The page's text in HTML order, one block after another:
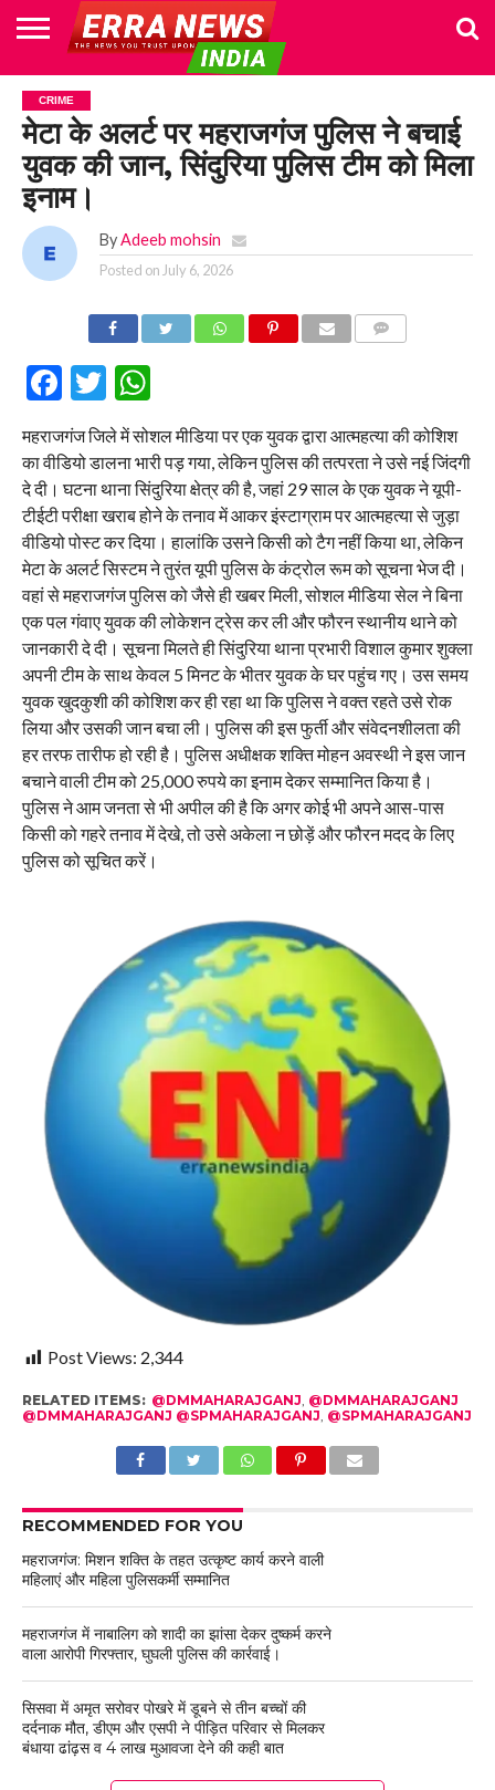
HOME
POLITICS
NEWS
BUSINESS
CULTURE
NATIONAL
SPORTS
LIFESTYLE
TRAVEL
OPINION
BREAKING
NEWS
ENTERTAINMENT
WORLD
CRIME
JOIN
US
CRIME
मेटा के अलर्ट पर महराजगंज पुलिस ने बचाई
युवक की जान, सिंदुरिया पुलिस टीम को मिला
इनाम।
By Adeeb mohsin
Posted on July 6, 2026
Facebook
Twitter
WhatsApp
महराजगंज जिले में सोशल मीडिया पर एक युवक द्वारा आत्महत्या की कोशिश
का वीडियो डालना भारी पड़ गया, लेकिन पुलिस की तत्परता ने उसे नई जिंदगी
दे दी। घटना थाना सिंदुरिया क्षेत्र की है, जहां 29 साल के एक युवक ने यूपी-
टीईटी परीक्षा खराब होने के तनाव में आकर इंस्टाग्राम पर आत्महत्या से जुड़ा
वीडियो पोस्ट कर दिया। हालांकि उसने किसी को टैग नहीं किया था, लेकिन
मेटा के अलर्ट सिस्टम ने तुरंत यूपी पुलिस के कंट्रोल रूम को सूचना भेज दी।
वहां से महराजगंज पुलिस को जैसे ही खबर मिली, सोशल मीडिया सेल ने बिना
एक पल गंवाए युवक की लोकेशन ट्रेस कर ली और फौरन स्थानीय थाने को
जानकारी दे दी। सूचना मिलते ही सिंदुरिया थाना प्रभारी विशाल कुमार शुक्ला
अपनी टीम के साथ केवल 5 मिनट के भीतर युवक के घर पहुंच गए। उस समय
युवक खुदकुशी की कोशिश कर ही रहा था कि पुलिस ने वक्त रहते उसे रोक
लिया और उसकी जान बचा ली। पुलिस की इस फुर्ती और संवेदनशीलता की
हर तरफ तारीफ हो रही है। पुलिस अधीक्षक शक्ति मोहन अवस्थी ने इस जान
बचाने वाली टीम को 25,000 रुपये का इनाम देकर सम्मानित किया है।
पुलिस ने आम जनता से भी अपील की है कि अगर कोई भी अपने आस-पास
किसी को गहरे तनाव में देखे, तो उसे अकेला न छोड़ें और फौरन मदद के लिए
पुलिस को सूचित करें।
Post Views: 2,344
RELATED ITEMS: @DMMAHARAJGANJ @DMMAHARAJGANJ
@DMMAHARAJGANJ @SPMAHARAJGANJ @SPMAHARAJGANJ
RECOMMENDED FOR YOU
महराजगंज: मिशन शक्ति के तहत उत्कृष्ट कार्य करने वाली
महिलाएं और महिला पुलिसकर्मी सम्मानित
महराजगंज में नाबालिग को शादी का झांसा देकर दुष्कर्म करने
वाला आरोपी गिरफ्तार, घुघली पुलिस की कार्रवाई।
सिसवा में अमृत सरोवर पोखरे में डूबने से तीन बच्चों की
दर्दनाक मौत, डीएम और एसपी ने पीड़ित परिवार से मिलकर
बंधाया ढांढ़स व 4 लाख मुआवजा देने की कही बात